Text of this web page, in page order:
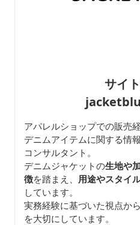
サイ
アパレルショップでの販売
デニムアイテムに関する情
コンサルタント。
デニムジャケットの生地や
徴を踏まえ、 用途やスタイ
しています。
実務経験に基づいた視点か
を大切にしています。